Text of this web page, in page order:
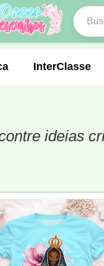
InterClasse
de Costura
Ciclismo
Portuguesa
ideias